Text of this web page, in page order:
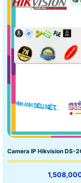
Camera IP Hikvision DS-